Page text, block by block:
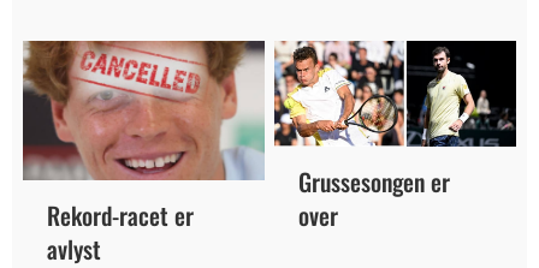
Rekord-racet er
avlyst
Grussesongen er
over